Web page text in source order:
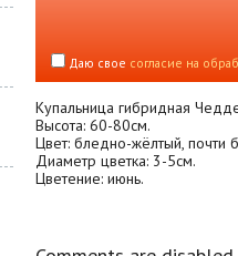
Даю свое согласие на
Купальница гибридная
Высота: 60-80см.
Цвет: бледно-жёлтый, почти
Диаметр цветка: 3-5см.
Цветение: июнь.